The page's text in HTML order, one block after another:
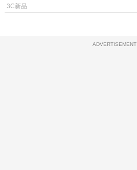
費最低 0 元入手
3C新品
ADVERTISEMENT